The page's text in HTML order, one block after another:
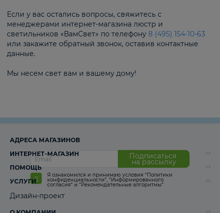
Если у вас остались вопросы, свяжитесь с
менеджерами интернет-магазина люстр и
светильников «ВамСвет» по телефону 8 (495) 154-10-63
или закажите обратный звонок, оставив контактные
данные.
Мы несем свет вам и вашему дому!
Подписаться
на рассылку
Я ознакомился и принимаю условия “Политики
конфиденциальности”, “Информированного
согласия“ и “Рекомендательные алгоритмы“
АДРЕСА МАГАЗИНОВ
ИНТЕРНЕТ-МАГАЗИН
ПОМОЩЬ
УСЛУГИ
Дизайн-проект